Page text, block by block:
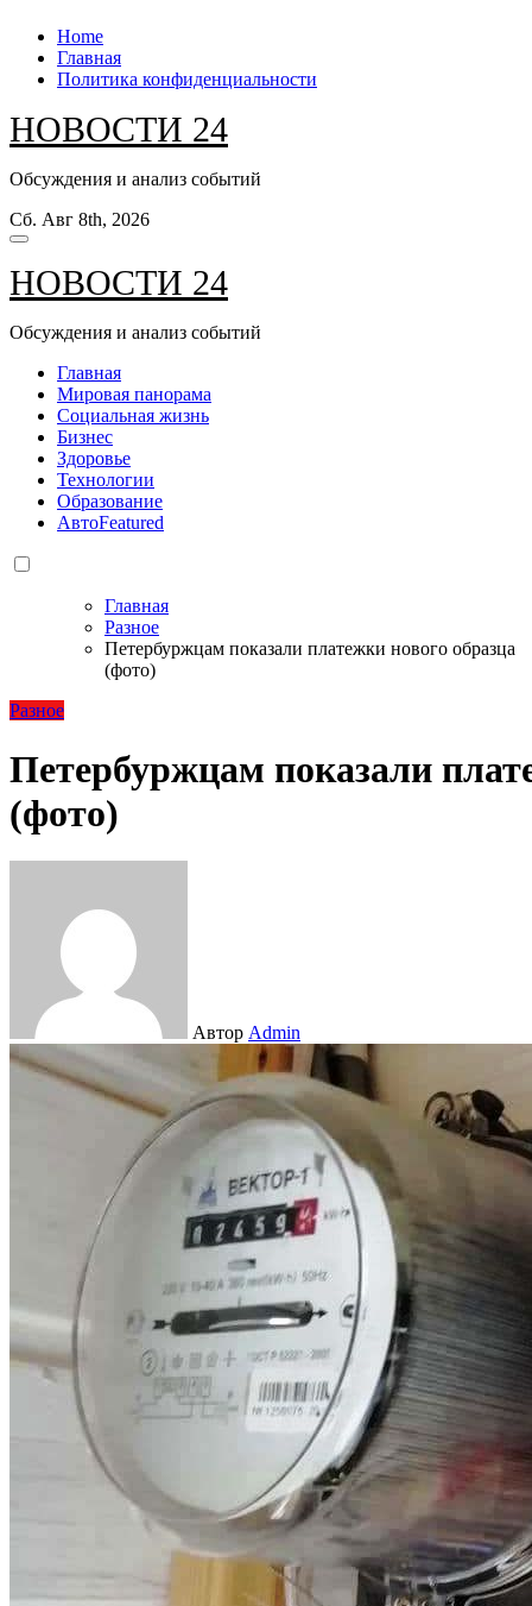
Перейти
содержанию
Home
Главная
Политика конфиденциальности
НОВОСТИ 24
Обсуждения и анализ событий
Сб. Авг 8th, 2026
НОВОСТИ 24
Обсуждения и анализ событий
Главная
Мировая панорама
Социальная жизнь
Бизнес
Здоровье
Технологии
Образование
АвтоFeatured
Главная
Разное
Петербуржцам показали платежки нового образца
(фото)
Разное
Петербуржцам показали
(фото)
Автор Admin